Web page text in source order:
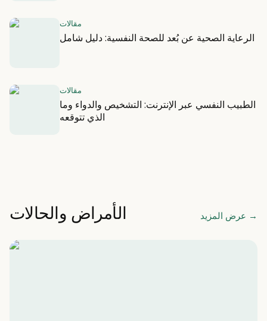
مقالات
الرعاية الصحية عن بُعد للصحة النفسية: دليل شامل
مقالات
الطبيب النفسي عبر الإنترنت: التشخيص والدواء وما
الذي تتوقعه
الأمراض والحالات عرض المزيد →